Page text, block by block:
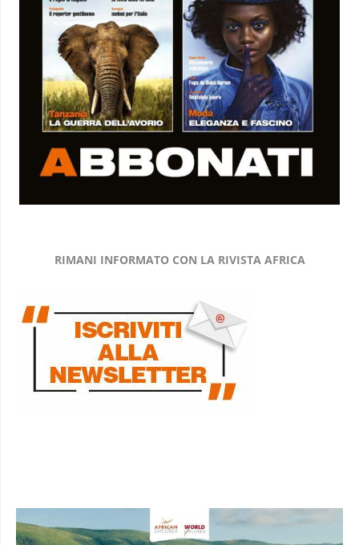
RIMANI INFORMATO CON LA RIVISTA AFRICA